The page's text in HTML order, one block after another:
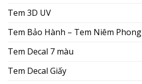
Tem 3D UV
Tem Bảo Hành – Tem Niêm Phong
Tem Decal 7 màu
Tem Decal Giấy